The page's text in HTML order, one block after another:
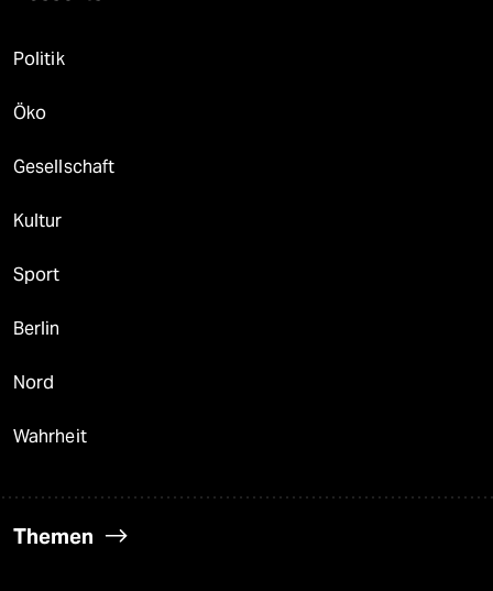
Politik
Öko
Gesellschaft
Kultur
Sport
Berlin
Nord
Wahrheit
Themen